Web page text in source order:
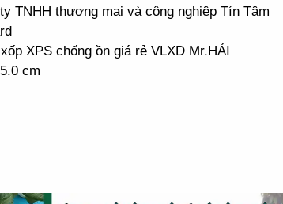
TNHH thương mại và công nghiệp Tín Tâm
XPS chống ồn giá rẻ VLXD Mr.HẢI
cm